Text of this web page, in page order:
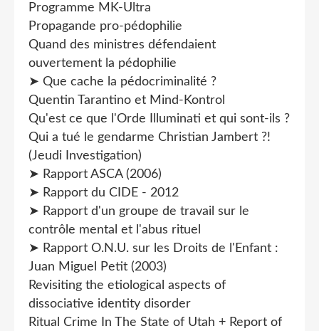
Programme MK-Ultra
Propagande pro-pédophilie
Quand des ministres défendaient
ouvertement la pédophilie
➤ Que cache la pédocriminalité ?
Quentin Tarantino et Mind-Kontrol
Qu'est ce que l'Orde Illuminati et qui sont-ils ?
Qui a tué le gendarme Christian Jambert ?!
(Jeudi Investigation)
➤ Rapport ASCA (2006)
➤ Rapport du CIDE - 2012
➤ Rapport d'un groupe de travail sur le
contrôle mental et l'abus rituel
➤ Rapport O.N.U. sur les Droits de l'Enfant :
Juan Miguel Petit (2003)
Revisiting the etiological aspects of
dissociative identity disorder
Ritual Crime In The State of Utah + Report of